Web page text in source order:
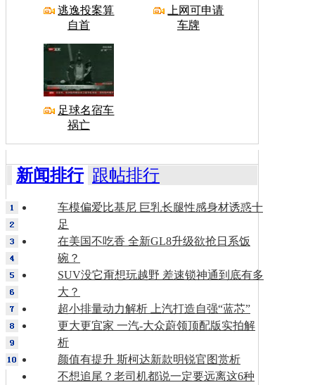
逃逸投案算
自首
上网可申请
车牌
足球名宿车
祸亡
新闻排行 跟帖排行
车模偏爱比基尼 巨乳长腿性感身材诱惑十
足
在美国不吃香 全新GL8升级欲抢日系饭
碗？
SUV没它甭想玩越野 差速锁神通到底有多
大？
超小排量动力解析 上汽打造自强“蓝芯”
更大更宜家 一汽-大众蔚领顶配版实拍解
析
颜值有提升 斯柯达新款明锐官图赏析
不想追尾？老司机都说一定要远离这6种